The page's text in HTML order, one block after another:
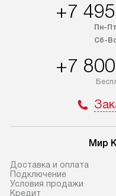
+7
Пн-
Сб-
+7
Мир
Доставка и оплата
Подключение
Условия продажи
Кредит